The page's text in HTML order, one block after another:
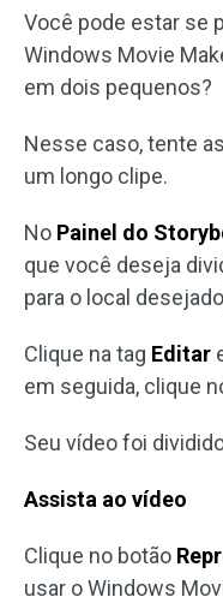
Você pode estar se
Windows Movie
em dois pequenos?
Nesse caso, tente
um longo clipe.
No Painel do
que você deseja
para o local
Clique na tag Editar
em seguida, clique
Seu vídeo foi
Assista ao vídeo
Clique no botão
usar o Windows